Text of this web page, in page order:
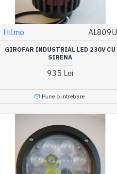
Hilmo AL809U
GIROFAR INDUSTRIAL LED 230V CU
SIRENA
935 Lei
Pune o intrebare